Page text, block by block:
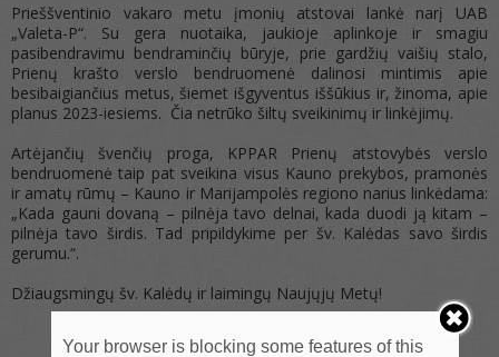
Prieššventinio vakaro metu įmonių atstovai lankė narį UAB
„Valeta-P“. Su gera nuotaika, jaukioje aplinkoje ir smagiu
pasibendravimu bendraminčių būryje, prie gardžių vaišių stalo,
Prienų krašto verslo bendruomenė dalinosi mintimis apie
besibaigiančius metus, šiemet išgyventus iššūkius ir, žinoma, apie
planus 2023-iesiems. Čia netrūko šiltų sveikinimų ir linkėjimų.
Artėjančių švenčių proga, KPPAR Prienų atstovybės verslo
bendruomenė taip pat sveikina visus Kauno prekybos, pramonės
ir amatų rūmų – Kauno ir Marijampolės regiono narius linkėdama:
„Kada gauni dovaną – pilnėja tavo delnai, kada duodi ją kitam –
pilnėja tavo širdis. Tad pripildykime per šv. Kalėdas savo širdis
gerumu.“.
Džiaugsmingų šv. Kalėdų ir laimingų Naujųjų Metų!
Your browser is blocking some features of this